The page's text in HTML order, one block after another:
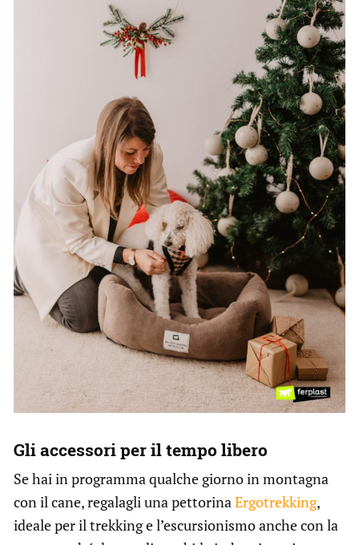
Gli accessori per il tempo libero
Se hai in programma qualche giorno in montagna
con il cane, regalagli una pettorinaErgotrekking,
ideale per il trekking e l’escursionismo anche con la